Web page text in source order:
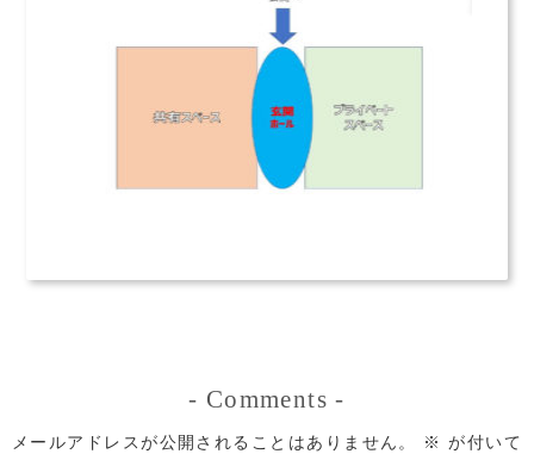
- Comments -
メールアドレスが公開されることはありません。 ※ が付いて